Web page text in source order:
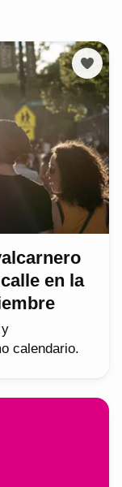
en la
calendario.